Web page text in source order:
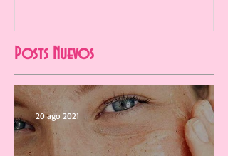
Posts Nuevos
20 ago 2021